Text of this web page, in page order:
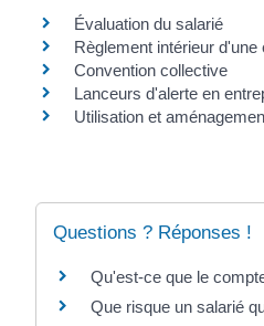
Évaluation du salarié
Règlement intérieur d'une
Convention collective
Lanceurs d'alerte en
Utilisation et
Questions ? Réponses !
Qu'est-ce que le
Que risque un salarié